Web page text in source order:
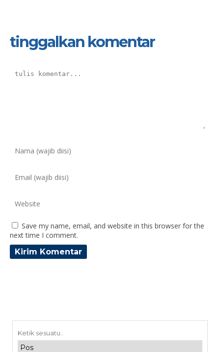
tinggalkan komentar
Save my name, email, and website in this browser for the
next time I comment.